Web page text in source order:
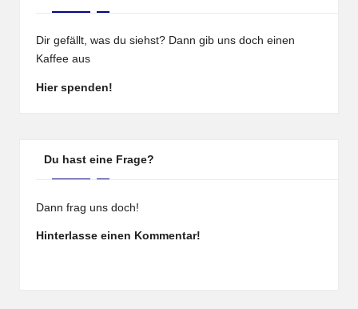
Dir gefällt, was du siehst? Dann gib uns doch einen
Kaffee aus
Hier spenden!
Du hast eine Frage?
Dann frag uns doch!
Hinterlasse einen Kommentar!